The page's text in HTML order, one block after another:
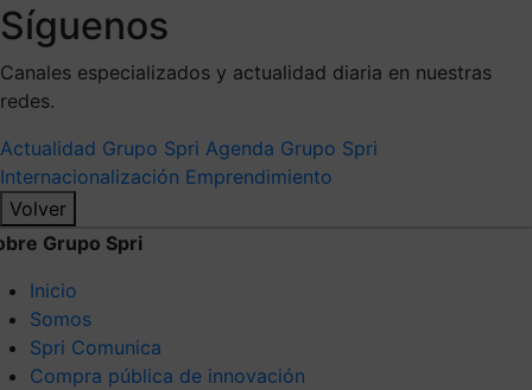
Síguenos
Canales especializados y actualidad diaria en nuestras
redes.
Actualidad Grupo Spri Agenda Grupo Spri
Internacionalización Emprendimiento
Volver
Grupo Spri
Inicio
Somos
Spri Comunica
Compra pública de innovación